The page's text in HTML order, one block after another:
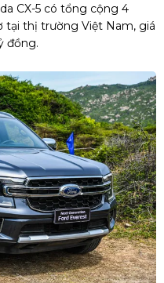
CX-5 có tổng cộng 4
tại thị trường Việt Nam, giá
đồng.